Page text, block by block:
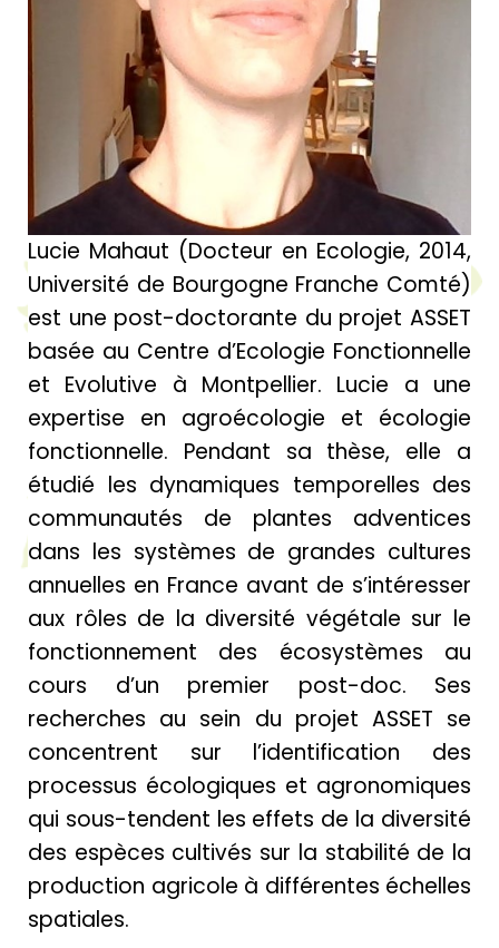
Lucie Mahaut (Docteur en Ecologie, 2014,
Université de Bourgogne Franche Comté)
est une post-doctorante du projet ASSET
basée au Centre d’Ecologie Fonctionnelle
et Evolutive à Montpellier. Lucie a une
expertise en agroécologie et écologie
fonctionnelle. Pendant sa thèse, elle a
étudié les dynamiques temporelles des
communautés de plantes adventices
dans les systèmes de grandes cultures
annuelles en France avant de s’intéresser
aux rôles de la diversité végétale sur le
fonctionnement des écosystèmes au
cours d’un premier post-doc. Ses
recherches au sein du projet ASSET se
concentrent sur l’identification des
processus écologiques et agronomiques
qui sous-tendent les effets de la diversité
des espèces cultivés sur la stabilité de la
production agricole à différentes échelles
spatiales.